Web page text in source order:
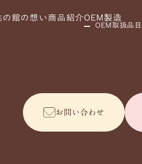
の館の想い商品紹介OEM製造
OEM取扱品目
お問い合わせ